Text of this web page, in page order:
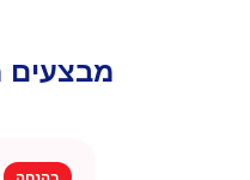
מבצעים